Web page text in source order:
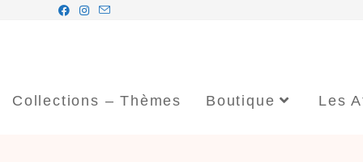
Collections – Thèmes Boutique Les